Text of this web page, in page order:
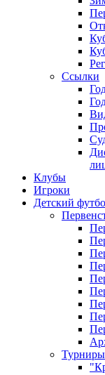
Ссылки
Клубы
Игроки
Детский
Турниры